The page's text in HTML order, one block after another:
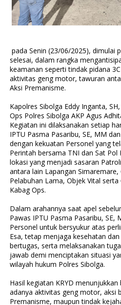
pada Senin (23/06/2025), dimulai
selesai, dalam rangka
keamanan seperti tindak pidana
aktivitas geng motor, tawuran
Aksi Premanisme.
Kapolres Sibolga Eddy Inganta,
Ops Polres Sibolga AKP Agus
Kegiatan ini dilaksanakan setiap
IPTU Pasma Pasaribu, SE, MM
dengan kekuatan Personel yang
Perintah bersama TNI dan Sat Pol
lokasi yang menjadi sasaran
antara lain Lapangan Simaremare,
Pelabuhan Lama, Objek Vital
Kabag Ops.
Dalam arahannya saat apel
Pawas IPTU Pasma Pasaribu, SE,
Personel untuk bersyukur atas
Esa, tetap menjaga kesehatan
bertugas, serta melaksanakan
jawab demi menciptakan situasi
wilayah hukum Polres Sibolga.
Hasil kegiatan KRYD
adanya aktivitas geng motor, aksi
Premanisme, maupun tindak